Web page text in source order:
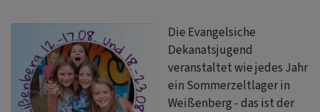
Die Evangelsiche
Dekanatsjugend
veranstaltet wie jedes Jahr
ein Sommerzeltlager in
Weißenberg - das ist der